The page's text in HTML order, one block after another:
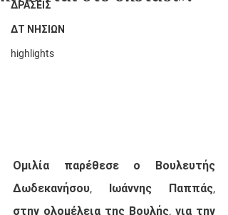
ΔΡΑΣΕΙΣ
ΔΤ ΝΗΣΙΩΝ
highlights
Ομιλία παρέθεσε ο Βουλευτής
Δωδεκανήσου, Ιωάννης Παππάς,
στην ολομέλεια της Βουλής, για την